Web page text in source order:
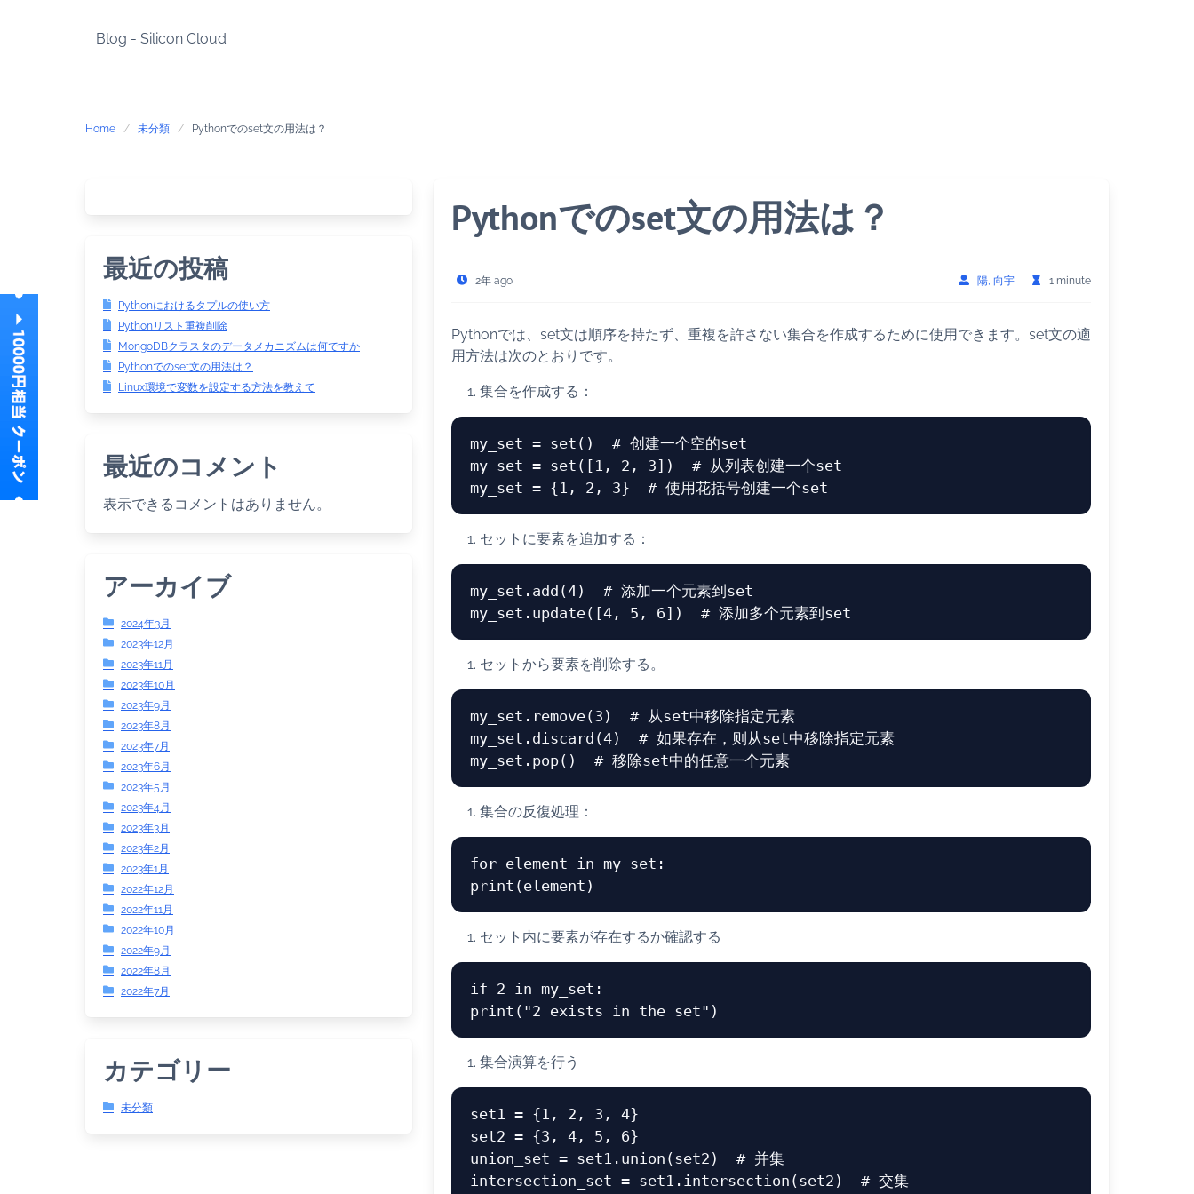
Blog - Silicon Cloud
Home 未分類 Pythonでのset文の用法は？
最近の投稿
Pythonにおけるタプルの使い方
Pythonリスト重複削除
MongoDBクラスタのデータメカニズムは何ですか
Pythonでのset文の用法は？
Linux環境で変数を設定する方法を教えて
最近のコメント
表示できるコメントはありません。
アーカイブ
2024年3月
2023年12月
2023年11月
2023年10月
2023年9月
2023年8月
2023年7月
2023年6月
2023年5月
2023年4月
2023年3月
2023年2月
2023年1月
2022年12月
2022年11月
2022年10月
2022年9月
2022年8月
2022年7月
カテゴリー
未分類
Pythonでのset文の用法は？
2年 ago 陽, 向宇 1 minute
Pythonでは、set文は順序を持たず、重複を許さない集合を作成するために使用できます。set文の適
用方法は次のとおりです。
集合を作成する：
my_set = set () # 创建一个空的set
my_set = set ([ 1 , 2 , 3]) # 从列表创建一个set
my_set = {1 , 2 , 3} # 使用花括号创建一个set
セットに要素を追加する：
my_set.add(4) # 添加一个元素到set
my_set.update([4 , 5 , 6]) # 添加多个元素到set
セットから要素を削除する。
my_set.remove(3 ) # 从set中移除指定元素
my_set.discard(4) # 如果存在，则从set中移除指定元素
my_set.pop() # 移除set中的任意一个元素
集合の反復処理：
for element in
print
セット内に要素が存在するか確認する
if 2 in
print ( "2 exists in the set"
集合演算を行う
set1 = {1 , 2 , 3 , 4}
set2 = {3 , 4 , 5 , 6}
union_set = set1.union(set2) # 并集
intersection_set = set1.intersection(set2) # 交集